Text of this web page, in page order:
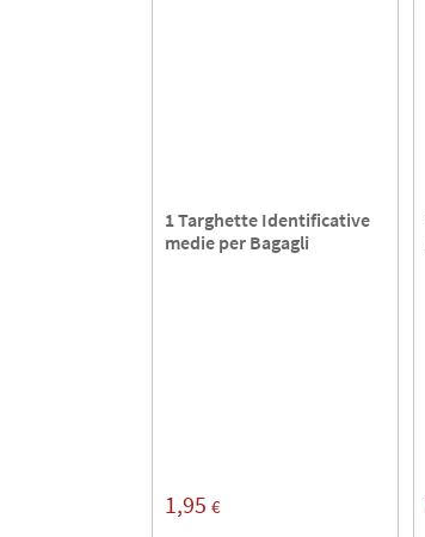
1 Targhette Identificative
medie per Bagagli
1,95 €